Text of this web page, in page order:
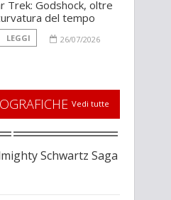
Trek: Godshock, oltre
del tempo
LEGGI 26/07/2026
Vedi tutte
Schwartz Saga